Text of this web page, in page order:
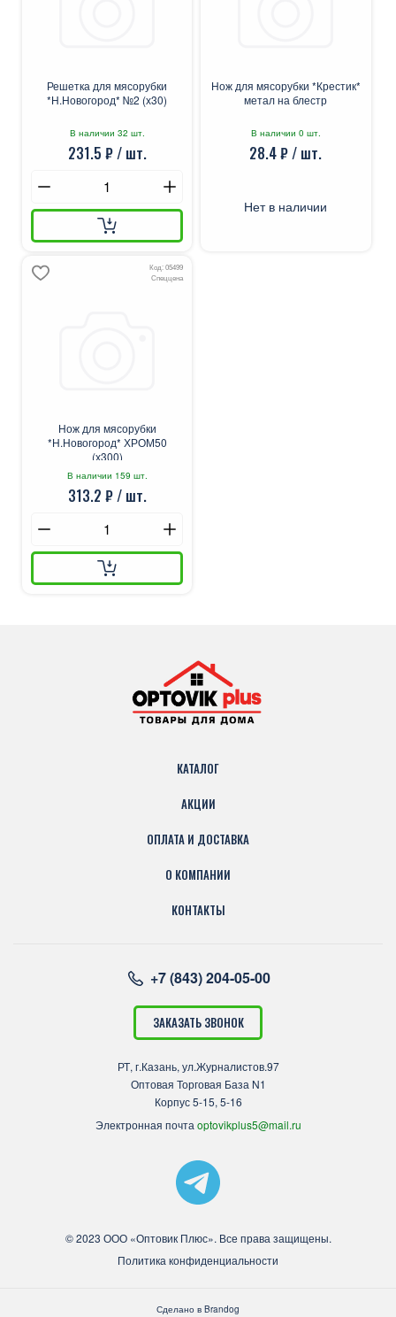
Решетка для мясорубки
*Н.Новогород* №2 (х30)
В наличии 32 шт.
231.5 ₽ / шт.
Нож для мясорубки *Крестик*
метал на блестр
В наличии 0 шт.
28.4 ₽ / шт.
Нет в наличии
Код: 05499
Спеццена
Нож для мясорубки
*Н.Новогород* ХРОМ50
(х300)
В наличии 159 шт.
313.2 ₽ / шт.
КАТАЛОГ
АКЦИИ
ОПЛАТА И ДОСТАВКА
О КОМПАНИИ
КОНТАКТЫ
+7 (843) 204-05-00
ЗАКАЗАТЬ ЗВОНОК
РТ, г.Казань, ул.Журналистов.97
Оптовая Торговая База N1
Корпус 5-15, 5-16
Электронная почта optovikplus5@mail.ru
© 2023 ООО «Оптовик Плюс». Все права защищены.
Политика конфиденциальности
Сделано в Brandog